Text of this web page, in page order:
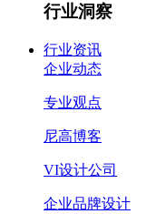
行业洞察
行业资讯
企业动态
专业观点
尼高博客
VI设计公司
企业品牌设计